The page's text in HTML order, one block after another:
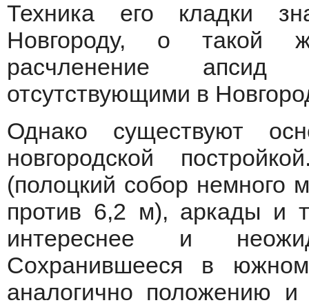
Техника его кладки
Новгороду, о такой
расчленение апсид
отсутствующими в
Однако существуют
новгородской
(полоцкий собор немного
против 6,2 м), аркады и
интереснее и
Сохранившееся в
аналогично положению